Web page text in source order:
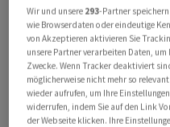
der Menschen: Sie
weniger leisten. Obwohl
vorerst ausgelaufen ist,
des russischen
erfasste, belasten zum
Lebensmittelpreise viele
Wir und unsere 293-Partner
wie Browserdaten oder eindeutige
von Akzeptieren aktivieren Sie
unsere Partner verarbeiten Daten,
Zwecke. Wenn Tracker deaktiviert
möglicherweise nicht mehr so
wieder aufrufen, um Ihre
widerrufen, indem Sie auf den Link
der Webseite klicken. Ihre